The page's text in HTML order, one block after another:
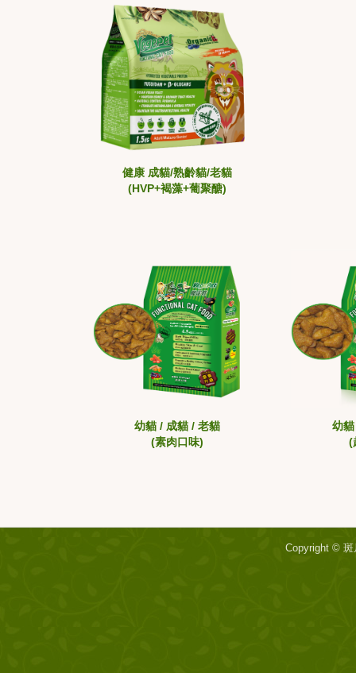
健康 成貓/熟齡貓/老貓
(HVP+褐藻+葡聚醣)
幼貓 / 成貓 / 老貓
(素肉口味)
幼
(
Copyright ©